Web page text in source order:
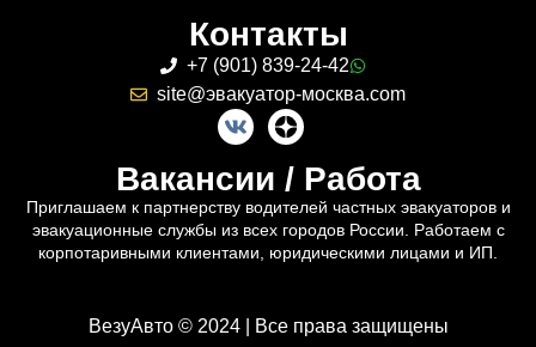
Контакты
+7 (901) 839-24-42
site@эвакуатор-москва.com
Вакансии / Работа
Приглашаем к партнерству водителей частных эвакуаторов и
эвакуационные службы из всех городов России. Работаем с
корпотаривными клиентами, юридическими лицами и ИП.
ВезуАвто © 2024 | Все права защищены